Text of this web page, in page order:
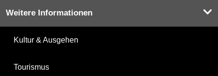
Weitere Informationen
Kultur & Ausgehen
Tourismus